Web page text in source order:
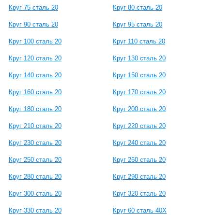
Круг 75 сталь 20 Круг 80 сталь 20
Круг 90 сталь 20 Круг 95 сталь 20
Круг 100 сталь 20 Круг 110 сталь 20
Круг 120 сталь 20 Круг 130 сталь 20
Круг 140 сталь 20 Круг 150 сталь 20
Круг 160 сталь 20 Круг 170 сталь 20
Круг 180 сталь 20 Круг 200 сталь 20
Круг 210 сталь 20 Круг 220 сталь 20
Круг 230 сталь 20 Круг 240 сталь 20
Круг 250 сталь 20 Круг 260 сталь 20
Круг 280 сталь 20 Круг 290 сталь 20
Круг 300 сталь 20 Круг 320 сталь 20
Круг 330 сталь 20 Круг 60 сталь 40Х